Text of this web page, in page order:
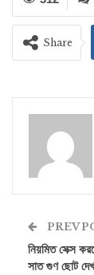
Share
PREV
নিয়মিত সেক্স
সাত গুণ ছোট